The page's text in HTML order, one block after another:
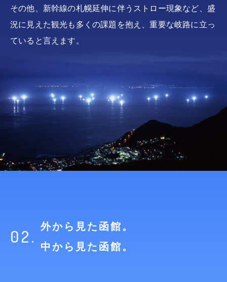
その他、新幹線の札幌延伸に伴うストロー現象など、盛
況に見えた観光も多くの課題を抱え、重要な岐路に立っ
ていると言えます。
02.
外から見た函館。
中から見た函館。